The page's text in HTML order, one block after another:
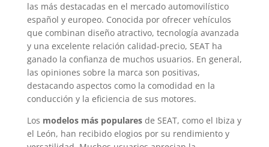
las más destacadas en el mercado automovilístico
español y europeo. Conocida por ofrecer vehículos
que combinan diseño atractivo, tecnología avanzada
y una excelente relación calidad-precio, SEAT ha
ganado la confianza de muchos usuarios. En general,
las opiniones sobre la marca son positivas,
destacando aspectos como la comodidad en la
conducción y la eficiencia de sus motores.
Los modelos más popularesde SEAT, como el Ibiza y
el León, han recibido elogios por su rendimiento y